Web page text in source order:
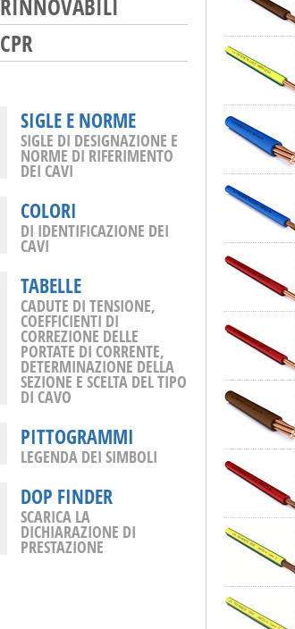
RINNOVABILI
CPR
SIGLE E NORME
SIGLE DI DESIGNAZIONE E
NORME DI RIFERIMENTO
DEI CAVI
COLORI
DI IDENTIFICAZIONE DEI
CAVI
TABELLE
CADUTE DI TENSIONE,
COEFFICIENTI DI
CORREZIONE DELLE
PORTATE DI CORRENTE,
DETERMINAZIONE DELLA
SEZIONE E SCELTA DEL TIPO
DI CAVO
PITTOGRAMMI
LEGENDA DEI SIMBOLI
DOP FINDER
SCARICA LA
DICHIARAZIONE DI
PRESTAZIONE